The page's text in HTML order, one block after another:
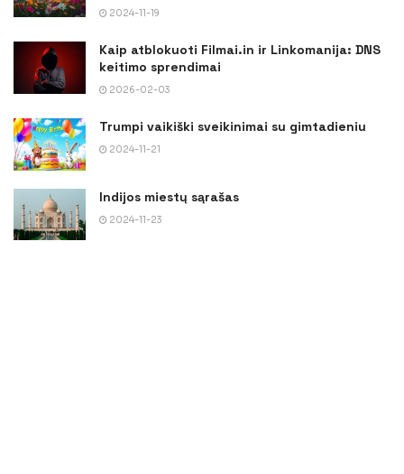
2024-11-19
Kaip atblokuoti Filmai.in ir Linkomanija: DNS
keitimo sprendimai
2026-02-03
Trumpi vaikiški sveikinimai su gimtadieniu
2024-11-21
Indijos miestų sąrašas
2024-11-23